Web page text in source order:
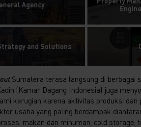
Agency
and Solutions
Sumatera terasa langsung di berbagai
(Kamar Dagang Indonesia) juga
kerugian karena aktivitas produksi dan
usaha yang paling berdampak
makan dan minuman, cold storage,